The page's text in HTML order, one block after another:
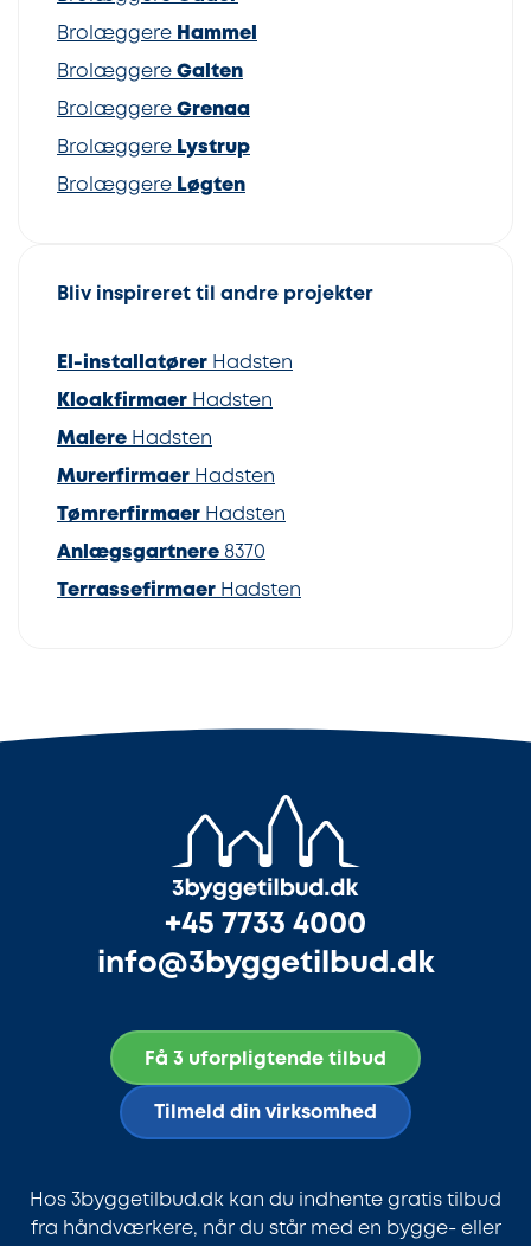
Brolæggere Hammel
Brolæggere Galten
Brolæggere Grenaa
Brolæggere Lystrup
Brolæggere Løgten
Bliv inspireret til andre projekter
El-installatører Hadsten
Kloakfirmaer Hadsten
Malere Hadsten
Murerfirmaer Hadsten
Tømrerfirmaer Hadsten
Anlægsgartnere 8370
Terrassefirmaer Hadsten
+45 7733 4000
info@3byggetilbud.dk
Få 3 uforpligtende tilbud
Tilmeld din virksomhed
Hos 3byggetilbud.dk kan du indhente gratis tilbud
fra håndværkere, når du står med en bygge- eller